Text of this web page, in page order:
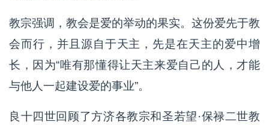
教宗强调，教会是爱的举动的果实。这份爱先于教
会而行，并且源自于天主，先是在天主的爱中增
长，因为“唯有那懂得让天主来爱自己的人，才能
与他人一起建设爱的事业”。
良十四世回顾了方济各教宗和圣若望·保禄二世教